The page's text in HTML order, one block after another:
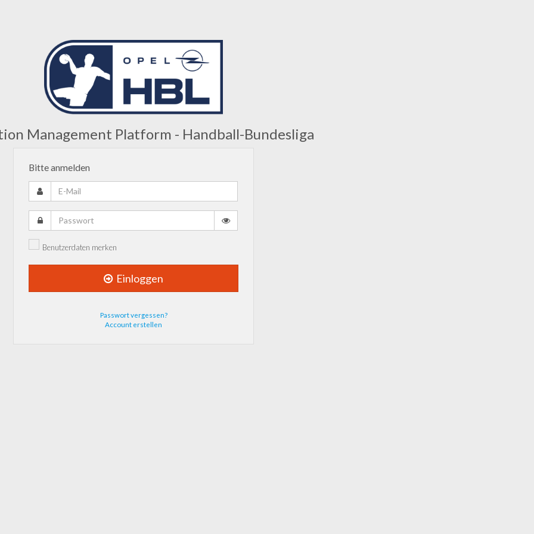
Management Platform - Handball-Bundesliga
Bitte anmelden
Mail
Passwort
Benutzerdaten merken
Einloggen
Passwort vergessen?
Account erstellen